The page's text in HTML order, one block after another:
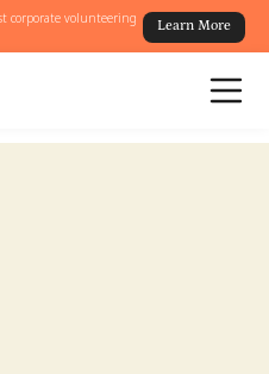
corporate volunteering
Learn More